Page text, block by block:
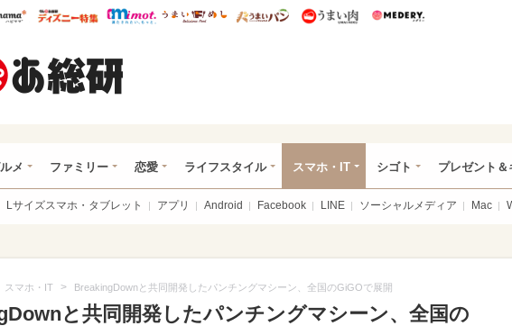
あ総研ハピママ* ウレぴあ総研 ディズニー特集
mimot. うまいめし うまいパン うまい肉
メ ファミリー 恋愛 ライフスタイル スマホ・IT シゴト プレゼント
Lサイズスマホ・タブレット アプリ Android Facebook LINE ソーシャルメディア Mac
スマホ・IT > BreakingDownと共同開発したパンチングマシーン、全国のGiGOで展開
と共同開発したパンチングマシーン、全国の